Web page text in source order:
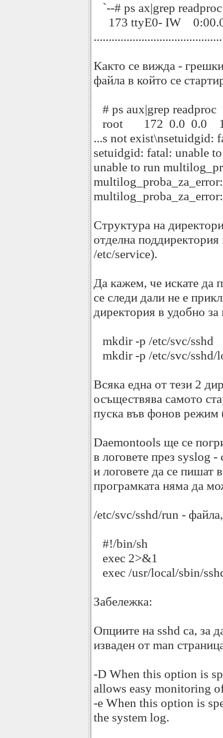
`--# ps ax|grep readproc
173 ttyE0- IW
Както се вижда -
файла в който се
# ps aux|grep readproc
root 172 0.0 0.0 16
...s not exist\nsetuidgid:
setuidgid: fatal: unable
unable to run
Структура на
отделна
/etc/service).
Да кажем, че искате да
се следи дали не е
директория в удобно
mkdir -p /etc/svc/sshd
mkdir -p /etc/svc/sshd/
Всяка една от тези 2
осъществява самото
пуска във фонов режим
Daemontools ще се
в логовете през syslog
и логовете да се пишат
програмката няма да
/etc/svc/sshd/run -
#!/bin/sh
exec 2>&1
exec /usr/local/sbin/
Забележка:
Опциите на sshd са, за
изваден от man
-D When this option is
allows easy monitoring
-e When this option is
the system log.